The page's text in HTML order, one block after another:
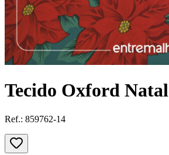
Tecido Oxford Natal
Ref.: 859762-14